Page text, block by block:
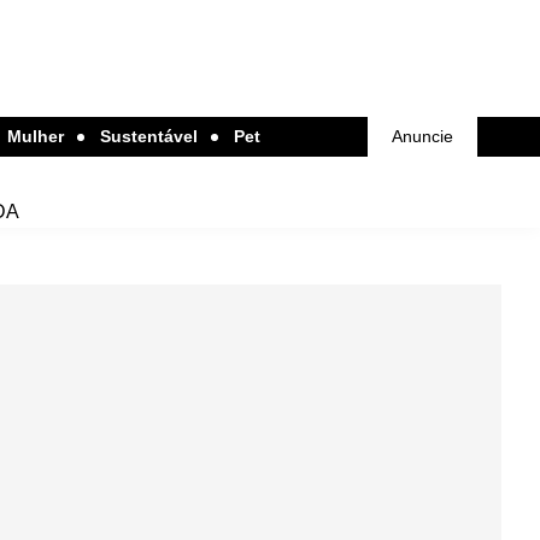
Mulher Sustentável Pet Anuncie